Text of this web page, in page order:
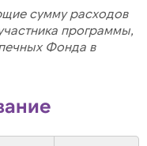
сумму расходов
программы,
Фонда в